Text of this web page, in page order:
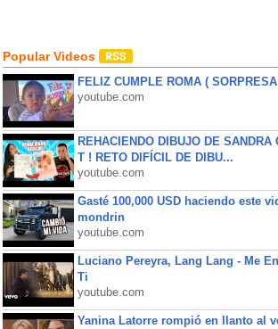
Popular Videos
FELIZ CUMPLE ROMA (
youtube.com
REHACIENDO DIBUJO DE SANDRA
T ! RETO DIFÍCIL DE DIBU...
youtube.com
Gasté 100,000 USD haciendo este
mondrin
youtube.com
Luciano Pereyra, Lang Lang - Me
Ti
youtube.com
Yanina Latorre rompió en llanto al